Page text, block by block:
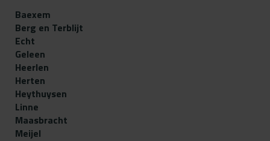
Baexem
Berg en Terblijt
Echt
Geleen
Heerlen
Herten
Heythuysen
Linne
Maasbracht
Meijel